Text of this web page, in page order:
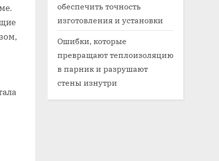
обеспечить точность
изготовления и установки
Ошибки, которые
превращают теплоизоляцию
в парник и разрушают
стены изнутри